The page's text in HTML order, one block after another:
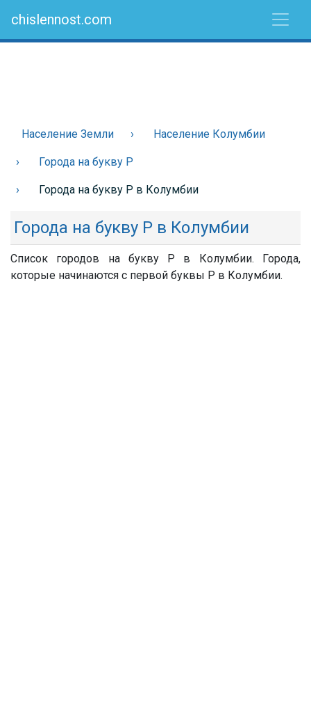
chislennost.com
Население Земли Население Колумбии
Города на букву Р
Города на букву Р в Колумбии
Города на букву Р в Колумбии
Список городов на букву Р в Колумбии. Города,
которые начинаются с первой буквы Р в Колумбии.